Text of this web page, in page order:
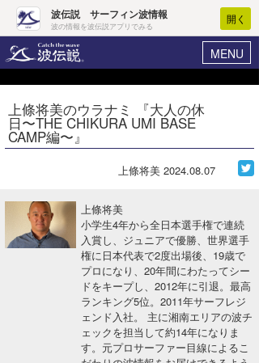
波伝説 サーフィン波情報
波の情報を波伝説アプリでみる
開く
MENU
ヘルプ マイホーム
ログイン
WAVE HUNTER波予想ツール
気象情報
サーフィンエリアガイド
会員メニュー
上條将美のウラナミ 『大人の休
日〜THE CHIKURA UMI BASE
CAMP編〜』
上條将美 2024.08.07
上條将美
小学生4年から全日本選手権で連続
入賞し、ジュニアで優勝、世界選手
権に日本代表で2度出場後、19歳で
プロになり、20年間にわたってシー
ドをキープし、2012年に引退。最高
ランキング5位。2011年サーフレジ
ェンド入社。 主に湘南エリアの波チ
ェックを担当して約14年になりま
す。元プロサーファー目線によるこ
Core Surf Japan
コンテスト
ファッション/グッズ
アート＆エンタメ
コラム
ショップ情報
ショップ情報